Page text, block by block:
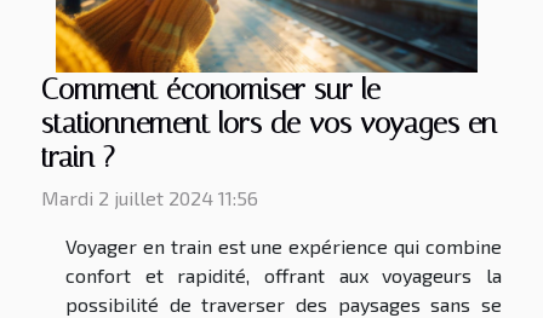
Comment économiser sur le
stationnement lors de vos voyages en
train ?
Mardi 2 juillet 2024 11:56
Voyager en train est une expérience qui combine
confort et rapidité, offrant aux voyageurs la
possibilité de traverser des paysages sans se